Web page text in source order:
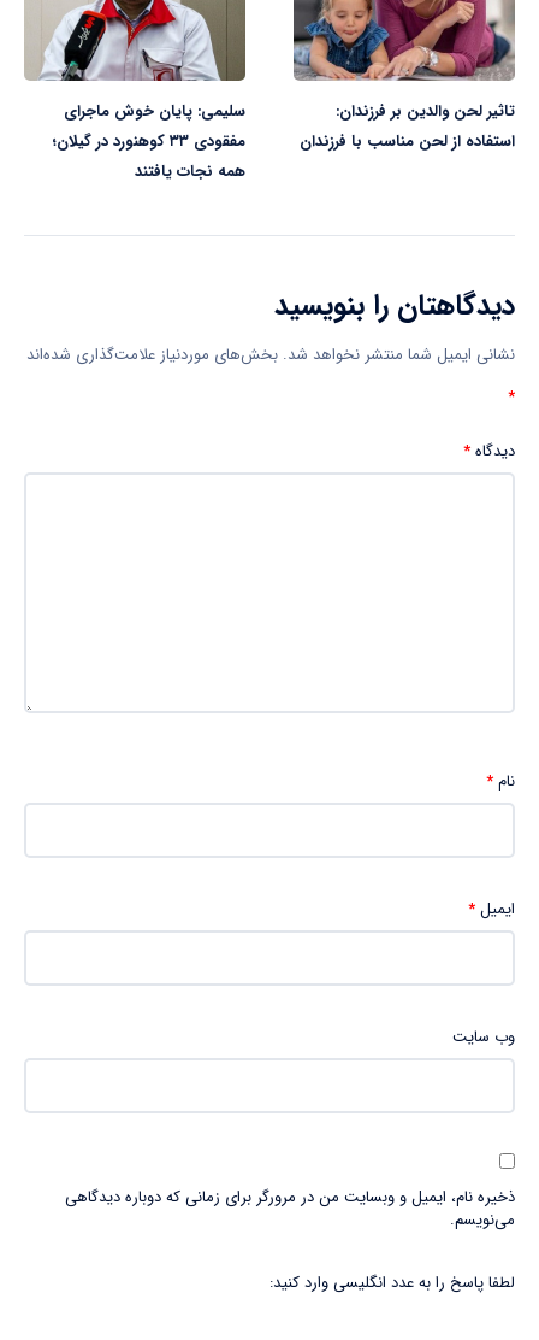
تاثیر لحن والدین بر فرزندان:
استفاده از لحن مناسب با فرزندان
سلیمی: پایان خوش ماجرای
مفقودی ۳۳ کوهنورد در گیلان؛
همه نجات یافتند
دیدگاهتان را بنویسید
نشانی ایمیل شما منتشر نخواهد شد. بخش‌های موردنیاز علامت‌گذاری شده‌اند
*
دیدگاه*
نام*
ایمیل*
وب‌ سایت
ذخیره نام، ایمیل و وبسایت من در مرورگر برای زمانی که دوباره دیدگاهی
می‌نویسم.
لطفا پاسخ را به عدد انگلیسی وارد کنید: